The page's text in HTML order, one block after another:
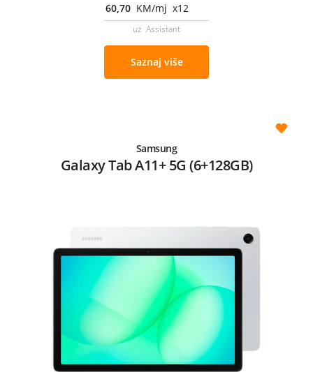
60,70 KM/mj x12
uz Assistant
Saznaj više
Samsung
Galaxy Tab A11+ 5G (6+128GB)